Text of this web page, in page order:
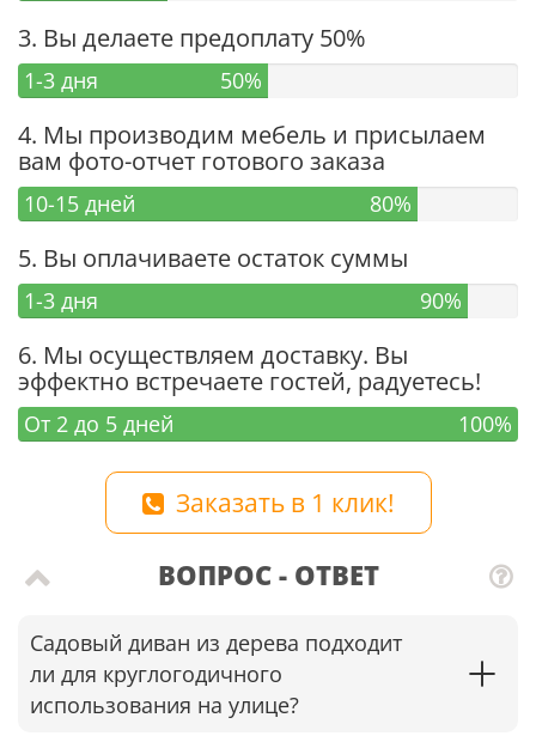
3. Вы делаете предоплату 50%
1-3 дня 50%
4. Мы производим мебель и присылаем
вам фото-отчет готового заказа
10-15 дней 80%
5. Вы оплачиваете остаток суммы
1-3 дня 90%
6. Мы осуществляем доставку. Вы
эффектно встречаете гостей, радуетесь!
От 2 до 5 дней 100%
Заказать в 1 клик!
ВОПРОС - ОТВЕТ
Садовый диван из дерева подходит
ли для круглогодичного
использования на улице?